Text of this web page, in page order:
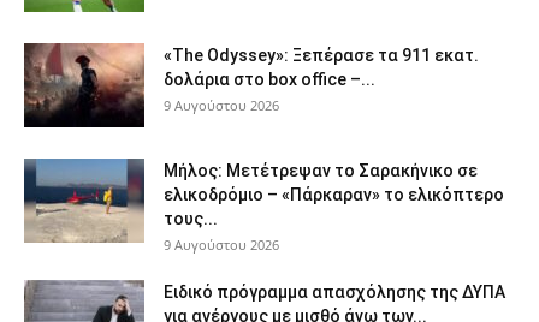
«The Odyssey»: Ξεπέρασε τα 911 εκατ.
δολάρια στο box office –...
9 Αυγούστου 2026
Μήλος: Μετέτρεψαν το Σαρακήνικο σε
ελικοδρόμιο – «Πάρκαραν» το ελικόπτερο
τους...
9 Αυγούστου 2026
Ειδικό πρόγραμμα απασχόλησης της ΔΥΠΑ
για ανέργους με μισθό άνω των...